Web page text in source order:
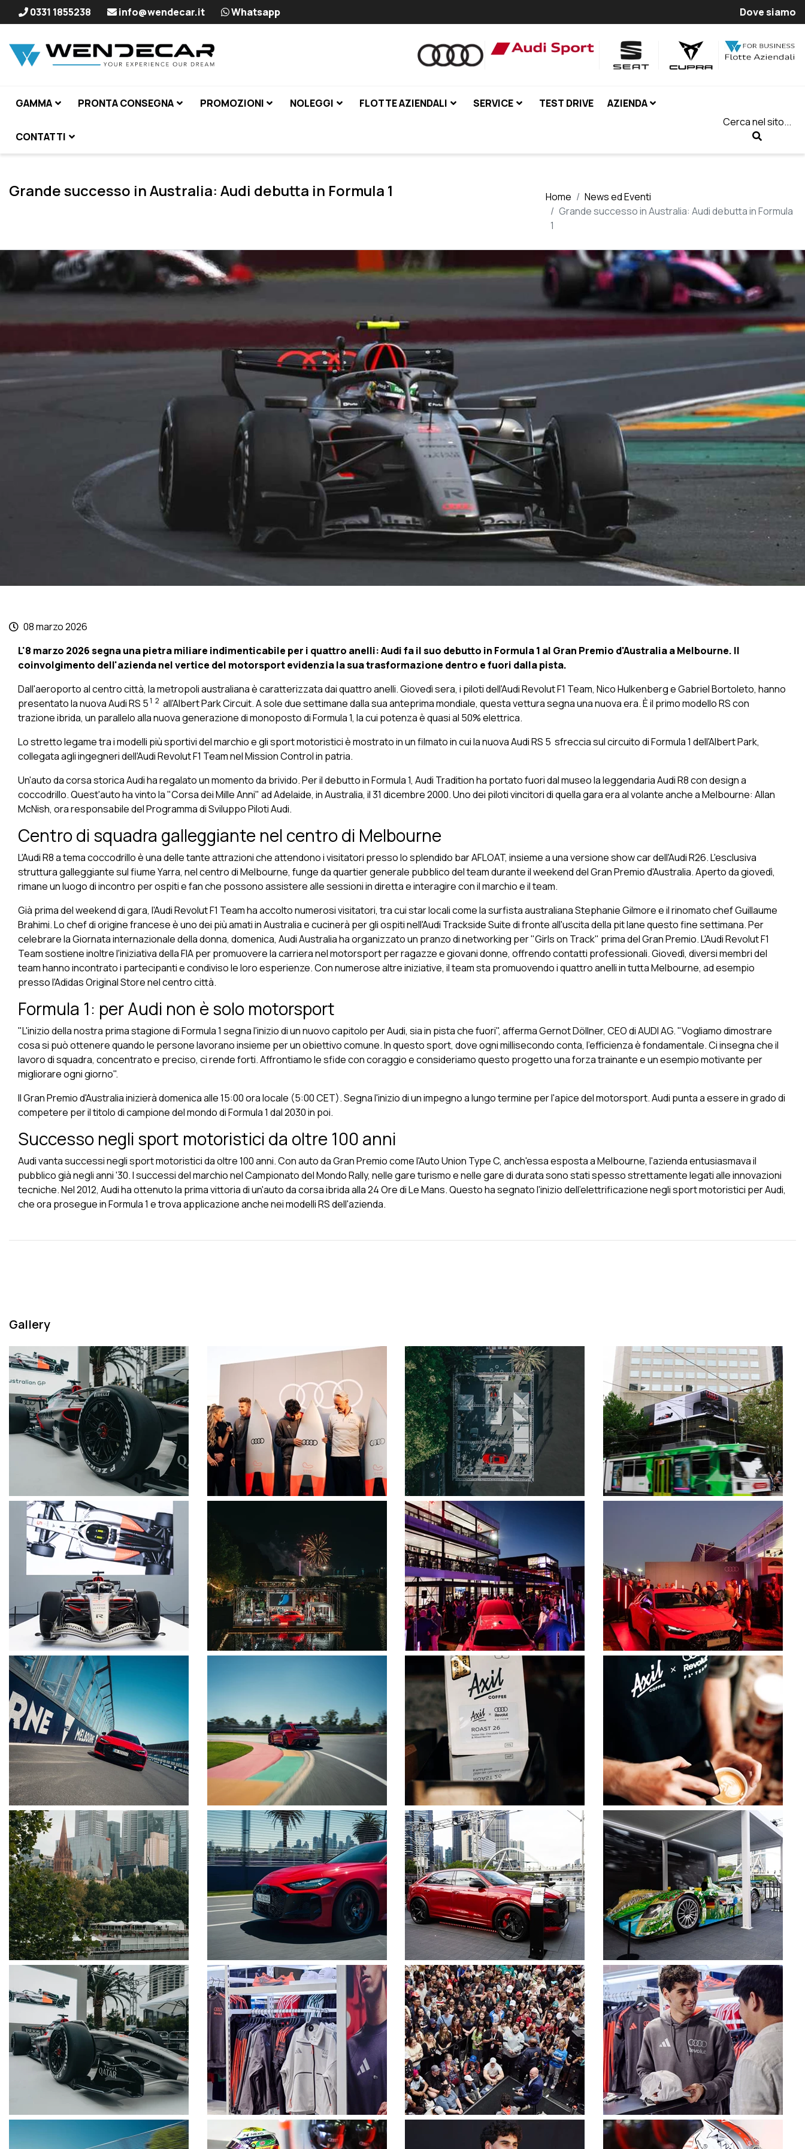
0331 1855238 info@wendecar.it Whatsapp Dove siamo
GAMMA PRONTA CONSEGNA PROMOZIONI NOLEGGI FLOTTE AZIENDALI SERVICE TEST DRIVE AZIENDA
CONTATTI
Cerca nel sito...
Grande successo in Australia: Audi debutta in Formula 1 Home
News ed Eventi
Grande successo in Australia: Audi debutta in Formula
1
08 marzo 2026
L'8 marzo 2026 segna una pietra miliare indimenticabile per i quattro anelli: Audi fa il suo debutto in Formula 1 al Gran Premio d'Australia a Melbourne. Il
coinvolgimento dell'azienda nel vertice del motorsport evidenzia la sua trasformazione dentro e fuori dalla pista.
Dall'aeroporto al centro città, la metropoli australiana è caratterizzata dai quattro anelli. Giovedì sera, i piloti dell'Audi Revolut F1 Team, Nico Hulkenberg e Gabriel Bortoleto, hanno
presentatola nuova Audi RS 51 2 all'Albert Park Circuit. A sole due settimane dalla sua anteprima mondiale, questa vettura segna una nuova era. È il primo modello RS con
trazione ibrida, un parallelo alla nuova generazione di monoposto di Formula 1, la cui potenza è quasi al 50% elettrica.
Lo stretto legame tra i modelli più sportivi del marchio e gli sport motoristici è mostrato in unfilmatoin cui la nuova Audi RS 5 sfreccia sul circuito di Formula 1 dell'Albert Park,
collegata agli ingegneri dell'Audi Revolut F1 Team nel Mission Control in patria.
Un'auto da corsa storica Audi ha regalato un momento da brivido. Per il debutto in Formula 1, Audi Tradition ha portato fuori dal museo la leggendaria Audi R8 con design a
coccodrillo. Quest'auto ha vinto la "Corsa dei Mille Anni" ad Adelaide, in Australia, il 31 dicembre 2000. Uno dei piloti vincitori di quella gara era al volante anche a Melbourne: Allan
McNish, ora responsabile del Programma di Sviluppo Piloti Audi.
Centro di squadra galleggiante nel centro di Melbourne
L'Audi R8 a tema coccodrillo è una delle tante attrazioni che attendono i visitatori presso lo splendido bar AFLOAT, insieme a una versione show car dell'Audi R26. L'esclusiva
struttura galleggiante sul fiume Yarra, nel centro di Melbourne, funge da quartier generale pubblico del team durante il weekend del Gran Premio d'Australia. Aperto da giovedì,
rimane un luogo di incontro per ospiti e fan che possono assistere alle sessioni in diretta e interagire con il marchio e il team.
Già prima del weekend di gara, l'Audi Revolut F1 Team ha accolto numerosi visitatori, tra cui star locali come la surfista australiana Stephanie Gilmore e il rinomato chef Guillaume
Brahimi. Lo chef di origine francese è uno dei più amati in Australia e cucinerà per gli ospiti nell'Audi Trackside Suite di fronte all'uscita della pit lane questo fine settimana. Per
celebrare la Giornata internazionale della donna, domenica, Audi Australia ha organizzato un pranzo di networking per "Girls on Track" prima del Gran Premio. L'Audi Revolut F1
Team sostiene inoltre l'iniziativa della FIA per promuovere la carriera nel motorsport per ragazze e giovani donne, offrendo contatti professionali. Giovedì, diversi membri del
team hanno incontrato i partecipanti e condiviso le loro esperienze. Con numerose altre iniziative, il team sta promuovendo i quattro anelli in tutta Melbourne, ad esempio
presso l'Adidas Original Store nel centro città.
Formula 1: per Audi non è solo motorsport
"L'inizio della nostra prima stagione di Formula 1 segna l'inizio di un nuovo capitolo per Audi, sia in pista che fuori", afferma Gernot Döllner, CEO di AUDI AG. "Vogliamo dimostrare
cosa si può ottenere quando le persone lavorano insieme per un obiettivo comune. In questo sport, dove ogni millisecondo conta, l'efficienza è fondamentale. Ci insegna che il
lavoro di squadra, concentrato e preciso, ci rende forti. Affrontiamo le sfide con coraggio e consideriamo questo progetto una forza trainante e un esempio motivante per
migliorare ogni giorno".
Il Gran Premio d'Australia inizierà domenica alle 15:00 ora locale (5:00 CET). Segna l'inizio di un impegno a lungo termine per l'apice del motorsport. Audi punta a essere in grado di
competere per il titolo di campione del mondo di Formula 1 dal 2030 in poi.
Successo negli sport motoristici da oltre 100 anni
Audi vantasuccessi negli sport motoristicida oltre 100 anni. Con auto da Gran Premio come l'Auto Union Type C, anch'essa esposta a Melbourne, l'azienda entusiasmava il
pubblico già negli anni '30. I successi del marchio nel Campionato del Mondo Rally, nelle gare turismo e nelle gare di durata sono stati spesso strettamente legati alle innovazioni
tecniche. Nel 2012, Audi ha ottenuto la prima vittoria di un'auto da corsa ibrida alla 24 Ore di Le Mans. Questo ha segnato l'inizio dell'elettrificazione negli sport motoristici per Audi,
che ora prosegue in Formula 1 e trova applicazione anche nei modelli RS dell'azienda.
Gallery